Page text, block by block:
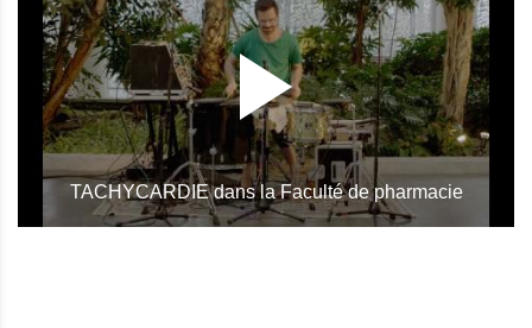
TACHYCARDIE dans la Faculté de pharmacie